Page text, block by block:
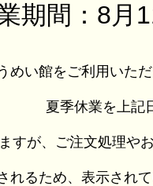
期間：8月
めい館をご利用いた
夏季休業を上記
すが、ご注文処理や
れるため、表示され